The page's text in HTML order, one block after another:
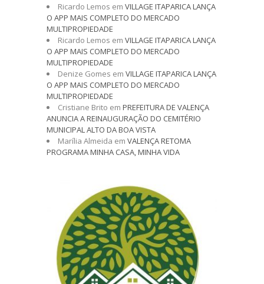
Ricardo Lemos em VILLAGE ITAPARICA LANÇA
O APP MAIS COMPLETO DO MERCADO
MULTIPROPIEDADE
Ricardo Lemos em VILLAGE ITAPARICA LANÇA
O APP MAIS COMPLETO DO MERCADO
MULTIPROPIEDADE
Denize Gomes em VILLAGE ITAPARICA LANÇA
O APP MAIS COMPLETO DO MERCADO
MULTIPROPIEDADE
Cristiane Brito em PREFEITURA DE VALENÇA
ANUNCIA A REINAUGURAÇÃO DO CEMITÉRIO
MUNICIPAL ALTO DA BOA VISTA
Marília Almeida em VALENÇA RETOMA
PROGRAMA MINHA CASA, MINHA VIDA